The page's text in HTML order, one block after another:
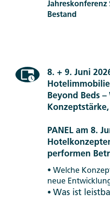
Jahreskonferenz
Bestand
8. + 9. Juni
Beyond Beds
PANEL am 8.
performen
• Welche
neue
• Was ist